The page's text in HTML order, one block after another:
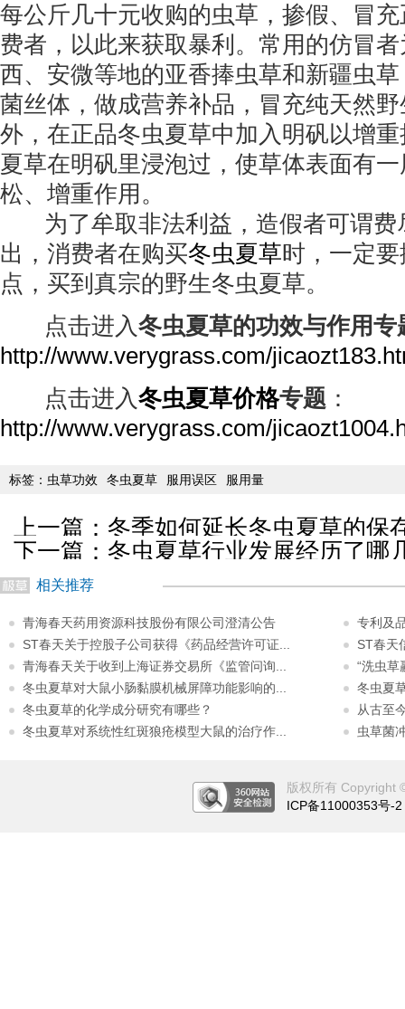
每公斤几十元收购的虫草，掺假、冒
费者，以此来获取暴利。常用的仿冒
西、安微等地的亚香捧虫草和新疆虫
菌丝体，做成营养补品，冒充纯天然
外，在正品冬虫夏草中加入明矾以增
夏草在明矾里浸泡过，使草体表面有
松、增重作用。
为了牟取非法利益，造假者可谓
出，消费者在购买冬虫夏草时，一定
点，买到真宗的野生冬虫夏草。
点击进入冬虫夏草的功效与作用专
http://www.verygrass.com/
点击进入冬虫夏草价格专题 ：
http://www.verygrass.com/
标签： 虫草功效 冬虫夏草 服用误区 服用量
上一篇： 冬季如何延长冬虫夏草的保
下一篇： 冬虫夏草行业发展经历了哪
相关推荐
青海春天药用资源科技股份有限公司澄清公告
专利及
ST春天关于控股子公司获得《药品经营许可证...
ST春天
青海春天关于收到上海证券交易所《监管问询...
“洗虫草
冬虫夏草对大鼠小肠黏膜机械屏障功能影响的...
冬虫夏
冬虫夏草的化学成分研究有哪些？
从古至
冬虫夏草对系统性红斑狼疮模型大鼠的治疗作...
虫草菌
版权所有 Copyright
ICP备11000353号-2